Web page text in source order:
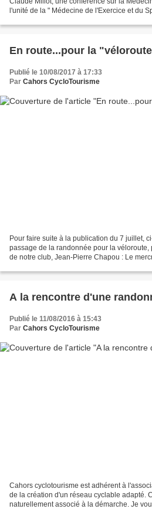
l'unité de la " Médecine de l'Exercice et du
En route...pour la
Publié le 10/08/2017 à 17:33
Par Cahors CycloTourisme
Pour faire suite à la publication du 7 juillet,
passage de la randonnée pour la
de notre club, Jean-Pierre Chapou : Le
A la rencontre d'une
Publié le 11/08/2016 à 15:43
Par Cahors CycloTourisme
Cahors cyclotourisme est adhérent à
de la création d'un réseau cyclable adapté.
naturellement associé à la démarche. Je